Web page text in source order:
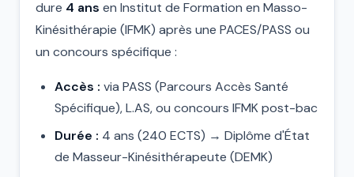
dure 4 ans en Institut de Formation en Masso-
Kinésithérapie (IFMK) après une PACES/PASS ou
un concours spécifique :
Accès : via PASS (Parcours Accès Santé
Spécifique), L.AS, ou concours IFMK post-bac
Durée : 4 ans (240 ECTS) → Diplôme d'État
de Masseur-Kinésithérapeute (DEMK)